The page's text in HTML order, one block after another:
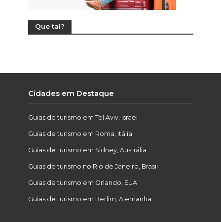
Que tal?
Cidades em Destaque
Guias de turismo em Tel Aviv, Israel
Guias de turismo em Roma, Itália
Guias de turismo em Sidney, Austrália
Guias de turismo no Rio de Janeiro, Brasil
Guias de turismo em Orlando, EUA
Guias de turismo em Berlim, Alemanha